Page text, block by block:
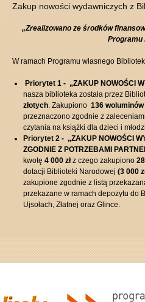
Zakup nowości wydawniczych z
„Zrealizowano ze środków
Programu
W ramach Programu własnego
Priorytet 1 - „ZAKUP NOWOŚCI
nasza biblioteka została przez
złotych . Zakupiono 136 woluminów
przeznaczono zgodnie z
czytania na książki dla dzieci i
Priorytet 2 - „ZAKUP NOWOŚCI
ZGODNIE Z POTRZEBAMI
kwotę 4 000 złz czego zakupiono
dotacji Biblioteki Narodowej (3 000
zakupione zgodnie z listą
przekazane w ramach depozytu do
Ujsołach, Złatnej oraz Glince.